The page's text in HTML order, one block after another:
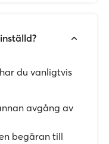
du vanligtvis
avgång av
begäran till